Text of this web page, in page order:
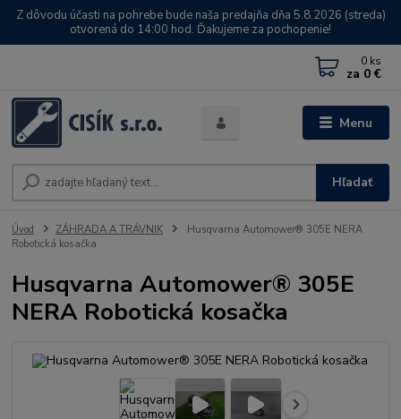
Z dôvodu účasti na pohrebe bude naša predajňa dňa 5.8.2026 (streda)
otvorená do 14:00 hod. Ďakujeme za pochopenie!
Menu
Hľadať
0 ks
za 0 €
Úvod ZÁHRADA A TRÁVNIK
Husqvarna Automower® 305E NERA
Robotická kosačka
Husqvarna Automower® 305E
NERA Robotická kosačka